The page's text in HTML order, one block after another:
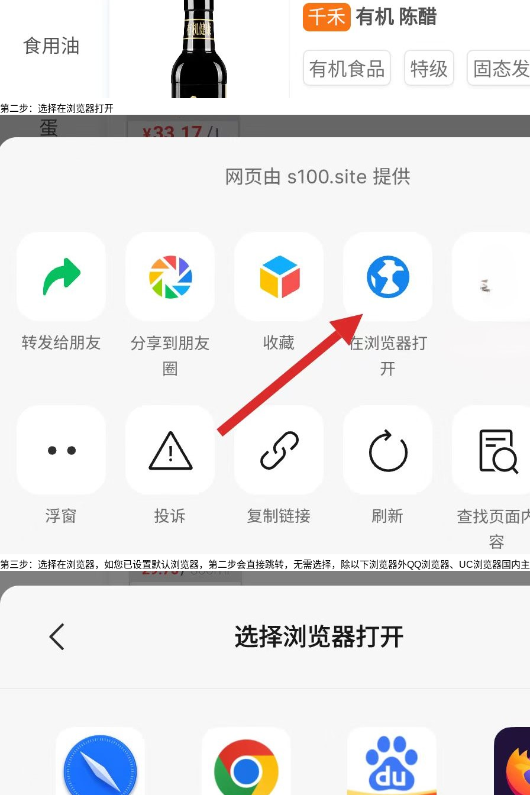
第二步：选择在浏览器打开
第三步：选择在浏览器，如您已设置默认浏览器，第二步会直接跳转，无需选择，除以下浏览器外QQ浏览器、UC浏览器国内